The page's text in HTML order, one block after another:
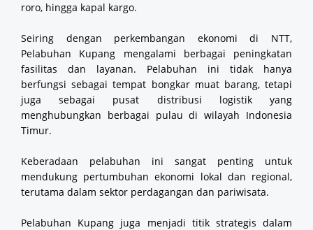
roro, hingga kapal kargo.
Seiring dengan perkembangan ekonomi di NTT,
Pelabuhan Kupang mengalami berbagai peningkatan
fasilitas dan layanan. Pelabuhan ini tidak hanya
berfungsi sebagai tempat bongkar muat barang, tetapi
juga sebagai pusat distribusi logistik yang
menghubungkan berbagai pulau di wilayah Indonesia
Timur.
Keberadaan pelabuhan ini sangat penting untuk
mendukung pertumbuhan ekonomi lokal dan regional,
terutama dalam sektor perdagangan dan pariwisata.
Pelabuhan Kupang juga menjadi titik strategis dalam